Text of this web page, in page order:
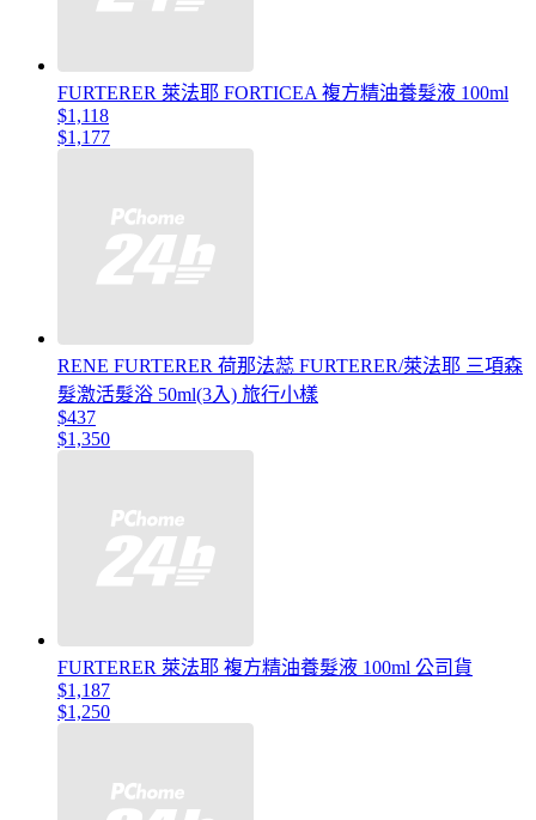
FURTERER 萊法耶 FORTICEA 複方精油養髮液 100ml
$1,118
$1,177
RENE FURTERER 荷那法蕊 FURTERER/萊法耶 三項森
髮激活髮浴 50ml(3入) 旅行小樣
$437
$1,350
FURTERER 萊法耶 複方精油養髮液 100ml 公司貨
$1,187
$1,250